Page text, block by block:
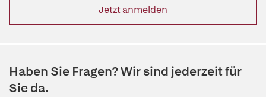
Jetzt anmelden
Haben Sie Fragen? Wir sind jederzeit für
Sie da.